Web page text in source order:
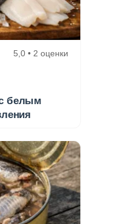
5,0 • 2 оценки
белым